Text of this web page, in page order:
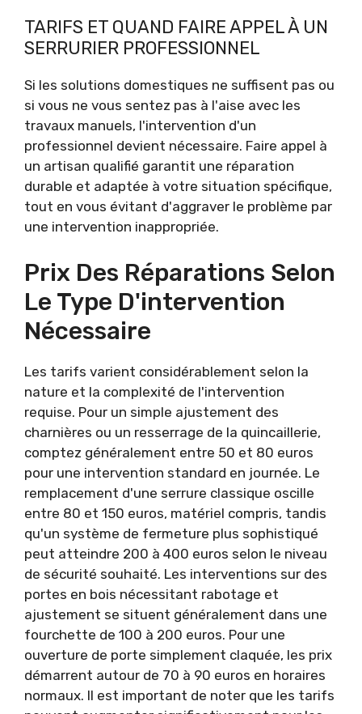
TARIFS ET QUAND FAIRE APPEL À UN
SERRURIER PROFESSIONNEL
Si les solutions domestiques ne suffisent pas ou
si vous ne vous sentez pas à l'aise avec les
travaux manuels, l'intervention d'un
professionnel devient nécessaire. Faire appel à
un artisan qualifié garantit une réparation
durable et adaptée à votre situation spécifique,
tout en vous évitant d'aggraver le problème par
une intervention inappropriée.
Prix Des Réparations Selon
Le Type D'intervention
Nécessaire
Les tarifs varient considérablement selon la
nature et la complexité de l'intervention
requise. Pour un simple ajustement des
charnières ou un resserrage de la quincaillerie,
comptez généralement entre 50 et 80 euros
pour une intervention standard en journée. Le
remplacement d'une serrure classique oscille
entre 80 et 150 euros, matériel compris, tandis
qu'un système de fermeture plus sophistiqué
peut atteindre 200 à 400 euros selon le niveau
de sécurité souhaité. Les interventions sur des
portes en bois nécessitant rabotage et
ajustement se situent généralement dans une
fourchette de 100 à 200 euros. Pour une
ouverture de porte simplement claquée, les prix
démarrent autour de 70 à 90 euros en horaires
normaux. Il est important de noter que les tarifs